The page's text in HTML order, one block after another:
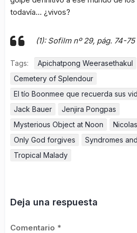
todavía… ¿vivos?
(1): Sofilm nº 29, pág. 74-75
Tags:
Apichatpong Weerasethakul
Cemetery of Splendour
El tío Boonmee que recuerda sus
Jack Bauer
Jenjira Pongpas
Mysterious Object at Noon
Only God forgives
Syndromes
Tropical Malady
Deja una respuesta
Comentario *